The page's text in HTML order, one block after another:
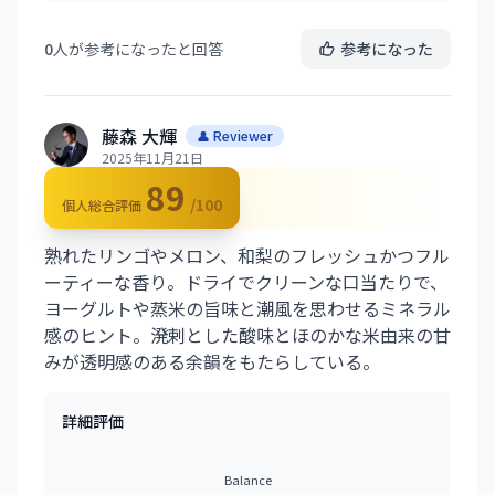
0人が参考になったと回答 参考になった
藤森 大輝
👤 Reviewer
2025年11月21日
個人総合評価 89 /100
熟れたリンゴやメロン、和梨のフレッシュかつフル
ーティーな香り。ドライでクリーンな口当たりで、
ヨーグルトや蒸米の旨味と潮風を思わせるミネラル
感のヒント。溌剌とした酸味とほのかな米由来の甘
みが透明感のある余韻をもたらしている。
詳細評価
Balance